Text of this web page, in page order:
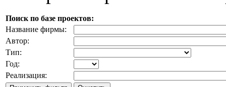
Поиск по базе проектов:
Название фирмы:
Автор:
Тип:
Год:
Реализация: